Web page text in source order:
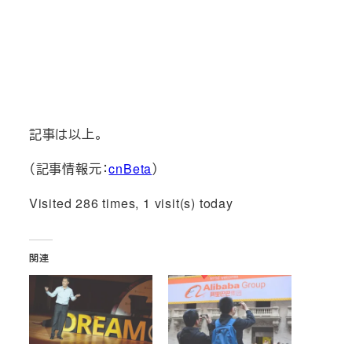
記事は以上。
（記事情報元：cnBeta）
Visited 286 times, 1 visit(s) today
関連